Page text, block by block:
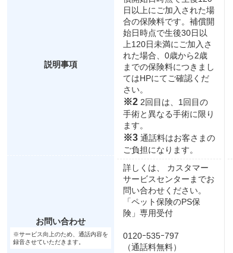
説明事項
お問い合わせ
※サービス向上のため、通話内容を
録音させていただきます。
日以上にご加入された場
合の保険料です。補償開
始日時点で生後30日以
上120日未満にご加入さ
れた場合、0歳から2歳
までの保険料につきまし
てはHPにてご確認くだ
さい。
※2 2回目は、1回目の
手術と異なる手術に限り
ます。
※3 通話料はお客さまの
ご負担になります。
詳しくは、 カスタマー
サービスセンターまでお
問い合わせください。
「ペット保険のPS保
険」専用受付
0120ｰ535ｰ797
（通話料無料）